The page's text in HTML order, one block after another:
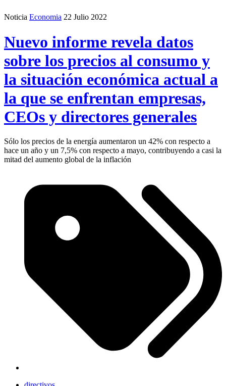
Noticia Economia 22 Julio 2022
Nuevo informe revela datos
sobre los precios al consumo y
la situación económica actual a
la que se enfrentan empresas,
CEOs y directores generales
Sólo los precios de la energía aumentaron un 42% con respecto a
hace un año y un 7,5% con respecto a mayo, contribuyendo a casi la
mitad del aumento global de la inflación